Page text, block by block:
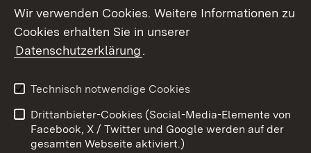
Kontakt
Barrierefreiheit
Impressum
Cookies
Wir verwenden Cookies. Weitere Informationen zu
Cookies erhalten Sie in unserer
Datenschutzerklärung.
Technisch notwendige Cookies
Drittanbieter-Cookies (Social-Media-Elemente von
Facebook, X / Twitter und Google werden auf der
gesamten Webseite aktiviert.)